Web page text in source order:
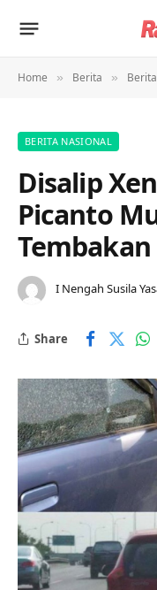
Home » Berita »
BERITA NASIONAL
Disalip
Picanto
Tembakan
I Nengah Susila
Share